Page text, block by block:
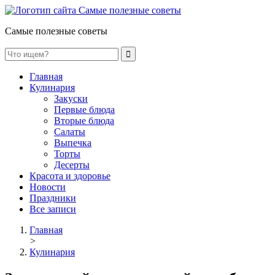
Самые полезные советы
Главная
Кулинария
Закуски
Первые блюда
Вторые блюда
Салаты
Выпечка
Торты
Десерты
Красота и здоровье
Новости
Праздники
Все записи
Главная
>
Кулинария